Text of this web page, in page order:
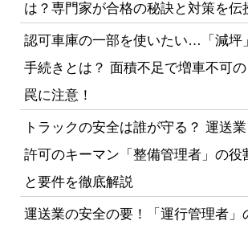
は？専門家が合格の秘訣と対策を伝
認可車庫の一部を使いたい…「減坪」
手続きとは？ 面積不足で増車不可の
罠に注意！
トラックの安全は誰が守る？ 運送業
許可のキーマン「整備管理者」の役
と要件を徹底解説
運送業の安全の要！「運行管理者」